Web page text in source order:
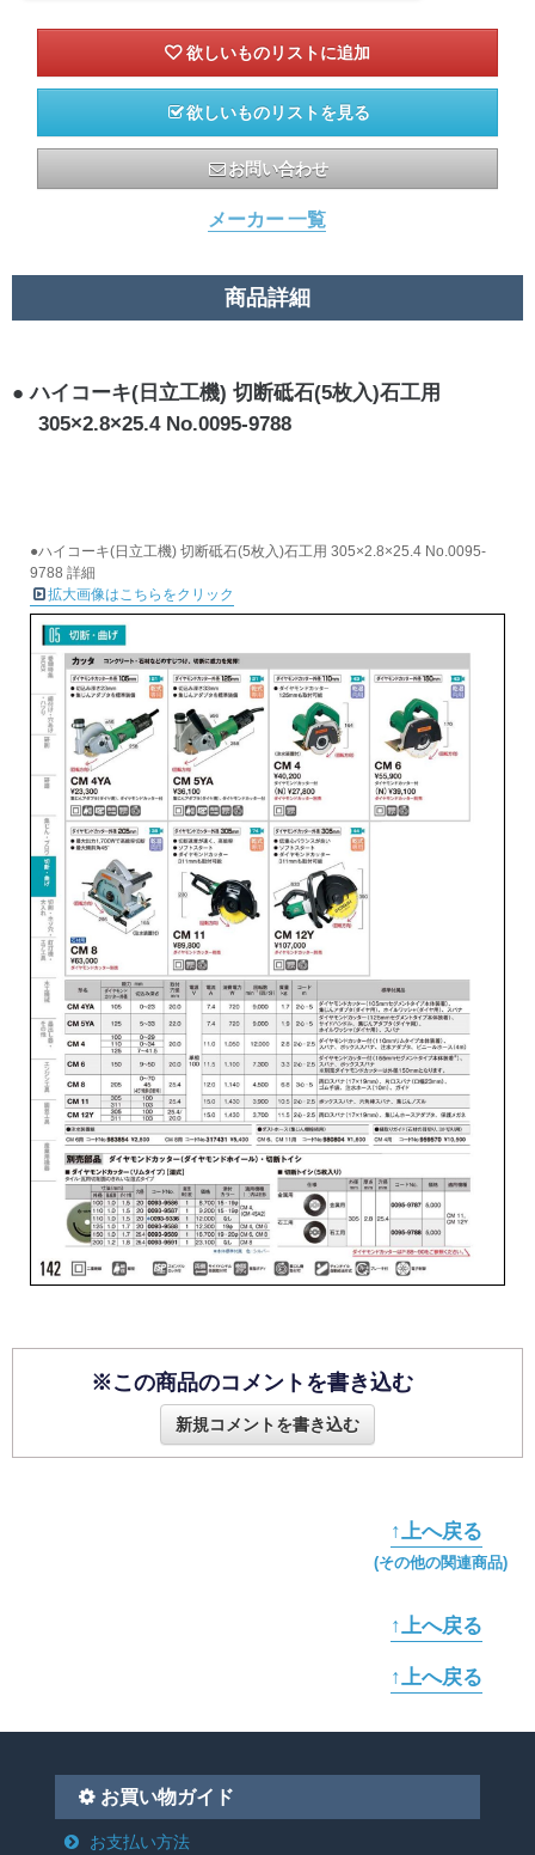
欲しいものリストを見る
お問い合わせ
メーカー 一覧
商品詳細
ハイコーキ(日立工機) 切断砥石(5枚入)石工用
305×2.8×25.4 No.0095-9788
●ハイコーキ(日立工機) 切断砥石(5枚入)石工用 305×2.8×25.4 No.0095-
9788 詳細
拡大画像はこちらをクリック
※この商品のコメントを書き込む
新規コメントを書き込む
↑上へ戻る
(その他の関連商品)
↑上へ戻る
↑上へ戻る
お買い物ガイド
お支払い方法